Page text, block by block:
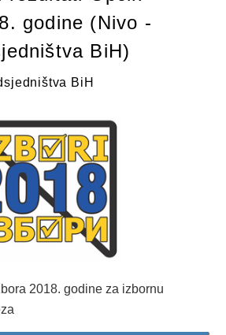
godine (Nivo -
BiH)
BiH
2018. godine za izbornu